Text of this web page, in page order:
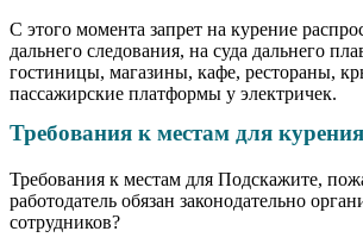
С этого момента запрет на курение
дальнего следования, на суда дальнего
гостиницы, магазины, кафе, рестораны,
пассажирские платформы у электричек.
Требования к местам для курения
Требования к местам для Подскажите,
работодатель обязан законодательно
сотрудников?